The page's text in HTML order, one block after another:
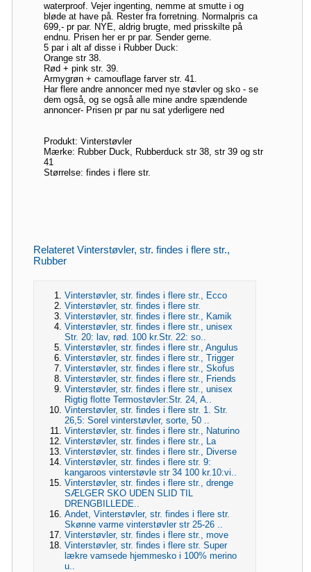
waterproof. Vejer ingenting, nemme at smutte i og
bløde at have på. Rester fra forretning. Normalpris ca
699,- pr par. NYE, aldrig brugte, med prisskilte på
endnu. Prisen her er pr par. Sender gerne.
5 par i alt af disse i Rubber Duck:
Orange str 38.
Rød + pink str. 39.
Armygrøn + camouflage farver str. 41.
Har flere andre annoncer med nye støvler og sko - se
dem også, og se også alle mine andre spændende
annoncer- Prisen pr par nu sat yderligere ned
Produkt: Vinterstøvler
Mærke: Rubber Duck, Rubberduck str 38, str 39 og str
41
Størrelse: findes i flere str.
Relateret Vinterstøvler, str. findes i flere str.,
Rubber
Vinterstøvler, str. findes i flere str., Ecco
Vinterstøvler, str. findes i flere str.
Vinterstøvler, str. findes i flere str., Kamik
Vinterstøvler, str. findes i flere str., unisex
Str. 20: lav, rød. 100 kr.Str. 22: so..
Vinterstøvler, str. findes i flere str., Angulus
Vinterstøvler, str. findes i flere str., Trigger
Vinterstøvler, str. findes i flere str., Skofus
Vinterstøvler, str. findes i flere str., Friends
Vinterstøvler, str. findes i flere str., unisex
Rigtig flotte Termostøvler:Str. 24, A..
Vinterstøvler, str. findes i flere str. 1. Str.
26,5: Sorel vinterstøvler, sorte, 50 ..
Vinterstøvler, str. findes i flere str., Naturino
Vinterstøvler, str. findes i flere str., La
Vinterstøvler, str. findes i flere str., Diverse
Vinterstøvler, str. findes i flere str. 9:
kangaroos vinterstøvle str 34 100 kr.10:vi..
Vinterstøvler, str. findes i flere str., drenge
SÆLGER SKO UDEN SLID TIL
DRENGBILLEDE..
Andet, Vinterstøvler, str. findes i flere str.
Skønne varme vinterstøvler str 25-26 ..
Vinterstøvler, str. findes i flere str., move
Vinterstøvler, str. findes i flere str. Super
lækre vamsede hjemmesko i 100% merino
u..